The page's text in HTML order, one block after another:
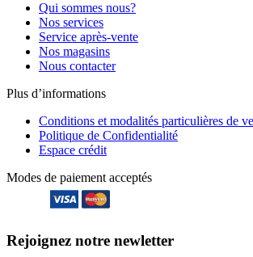
Qui sommes nous?
Nos services
Service après-vente
Nos magasins
Nous contacter
Plus d’informations
Conditions et modalités particulières de
Politique de Confidentialité
Espace crédit
Modes de paiement acceptés
Rejoignez notre newletter